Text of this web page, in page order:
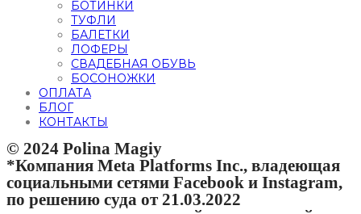
БОТИНКИ
ТУФЛИ
БАЛЕТКИ
ЛОФЕРЫ
СВАДЕБНАЯ ОБУВЬ
БОСОНОЖКИ
ОПЛАТА
БЛОГ
КОНТАКТЫ
© 2024 Polina Magiy
*Компания Meta Platforms Inc., владеющая
социальными сетями Facebook и Instagram,
по решению суда от 21.03.2022